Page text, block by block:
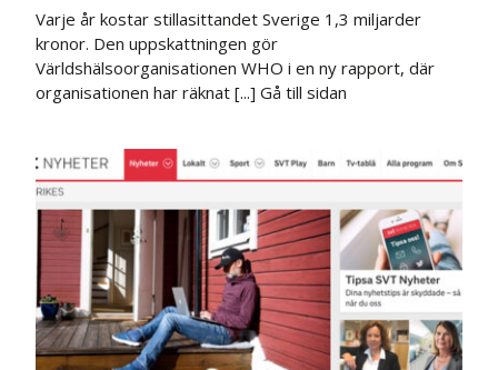
Varje år kostar stillasittandet Sverige 1,3 miljarder
kronor. Den uppskattningen gör
Världshälsoorganisationen WHO i en ny rapport, där
organisationen har räknat [...] Gå till sidan